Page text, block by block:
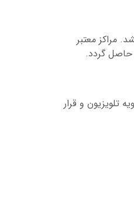
مراکز معتبر
حاصل گردد.
تلویزیون و قرار